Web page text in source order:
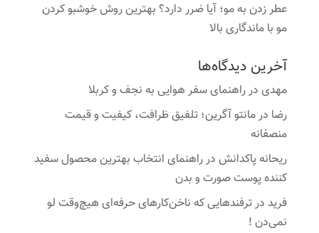
عطر زدن به مو؛ آیا ضرر دارد؟ بهترین روش خوشبو کردن
مو با ماندگاری بالا
آخرین دیدگاه‌ها
مهدیدرراهنمای سفر هوایی به نجف و کربلا
رضا درمانتو آگرین؛ تلفیق ظرافت، کیفیت و قیمت
منصفانه
ریحانه پاکدانشدرراهنمای انتخاب بهترین محصول سفید
کننده پوست صورت و بدن
فریددرترفندهایی که ناخن‌کارهای حرفه‌ای هیچ‌وقت لو
نمی‌دن !